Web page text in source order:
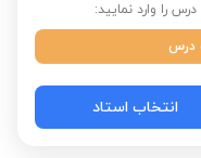
را وارد نمایید:
درس
انتخاب استاد